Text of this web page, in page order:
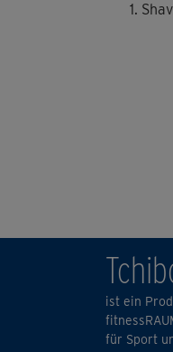
ist ein
für Sport